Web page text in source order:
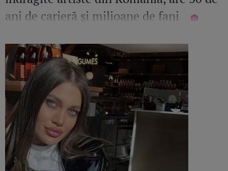
ani de carieră și milioane de fani